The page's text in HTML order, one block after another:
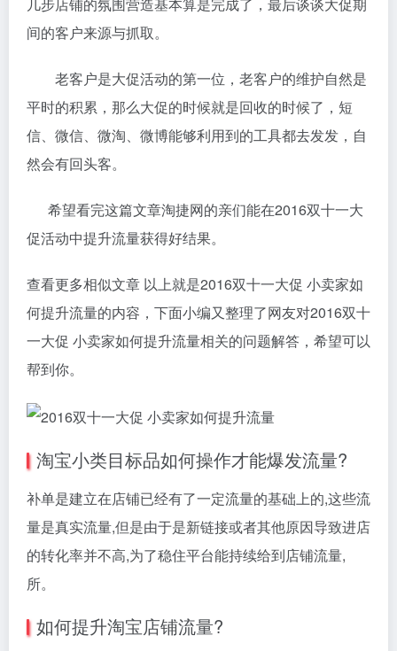
几步店铺的氛围营造基本算是完成了，最后谈谈大促期
间的客户来源与抓取。
老客户是大促活动的第一位，老客户的维护自然是
平时的积累，那么大促的时候就是回收的时候了，短
信、微信、微淘、微博能够利用到的工具都去发发，自
然会有回头客。
希望看完这篇文章淘捷网的亲们能在2016双十一大
促活动中提升流量获得好结果。
查看更多相似文章 以上就是2016双十一大促 小卖家如
何提升流量的内容，下面小编又整理了网友对2016双十
一大促 小卖家如何提升流量相关的问题解答，希望可以
帮到你。
淘宝小类目标品如何操作才能爆发流量?
补单是建立在店铺已经有了一定流量的基础上的,这些流
量是真实流量,但是由于是新链接或者其他原因导致进店
的转化率并不高,为了稳住平台能持续给到店铺流量,
所。
如何提升淘宝店铺流量?